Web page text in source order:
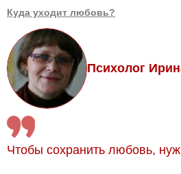
Куда уходит любовь?
Психолог
Чтобы сохранить любовь,